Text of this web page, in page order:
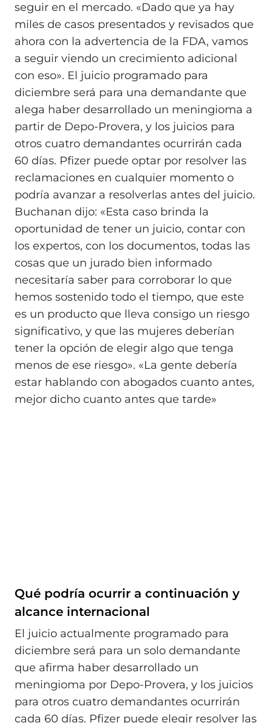
seguir en el mercado. «Dado que ya hay
miles de casos presentados y revisados que
ahora con la advertencia de la FDA, vamos
a seguir viendo un crecimiento adicional
con eso». El juicio programado para
diciembre será para una demandante que
alega haber desarrollado un meningioma a
partir de Depo-Provera, y los juicios para
otros cuatro demandantes ocurrirán cada
60 días. Pfizer puede optar por resolver las
reclamaciones en cualquier momento o
podría avanzar a resolverlas antes del juicio.
Buchanan dijo: «Esta caso brinda la
oportunidad de tener un juicio, contar con
los expertos, con los documentos, todas las
cosas que un jurado bien informado
necesitaría saber para corroborar lo que
hemos sostenido todo el tiempo, que este
es un producto que lleva consigo un riesgo
significativo, y que las mujeres deberían
tener la opción de elegir algo que tenga
menos de ese riesgo». «La gente debería
estar hablando con abogados cuanto antes,
mejor dicho cuanto antes que tarde»
Qué podría ocurrir a continuación y
alcance internacional
El juicio actualmente programado para
diciembre será para un solo demandante
que afirma haber desarrollado un
meningioma por Depo-Provera, y los juicios
para otros cuatro demandantes ocurrirán
cada 60 días. Pfizer puede elegir resolver las